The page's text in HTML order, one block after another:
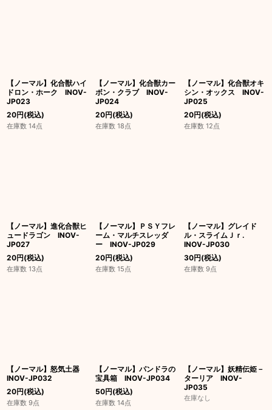
【ノーマル】化合獣ハイ
ドロン・ホーク INOV-
JP023
20円(税込)
在庫数 14点
【ノーマル】化合獣カー
ボン・クラブ INOV-
JP024
20円(税込)
在庫数 18点
【ノーマル】化合獣オキ
シン・オックス INOV-
JP025
20円(税込)
在庫数 12点
【ノーマル】進化合獣ヒ
ュードラゴン INOV-
JP027
20円(税込)
在庫数 13点
【ノーマル】ＰＳＹフレ
ーム・マルチスレッダ
ー INOV-JP029
20円(税込)
在庫数 15点
【ノーマル】グレイド
ル・スライムＪｒ.
INOV-JP030
30円(税込)
在庫数 9点
【ノーマル】怒気土器
INOV-JP032
20円(税込)
在庫数 9点
【ノーマル】パンドラの
宝具箱 INOV-JP034
50円(税込)
在庫数 14点
【ノーマル】妖精伝姫－
ターリア INOV-
JP035
在庫なし